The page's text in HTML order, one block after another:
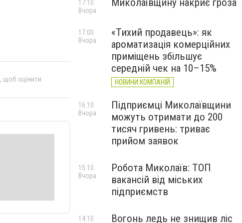
, щоб оцінити
Миколаївщину накриє гроза
17:10
Вчора
«Тихий продавець»: як
ароматизація комерційних
приміщень збільшує
середній чек на 10–15%
НОВИНИ КОМПАНІЙ
17:00
Вчора
Підприємці Миколаївщини
можуть отримати до 200
тисяч гривень: триває
прийом заявок
16:10
Вчора
Робота Миколаїв: ТОП
вакансій від міських
підприємств
15:10
Вчора
Вогонь ледь не знищив ліс
14:10